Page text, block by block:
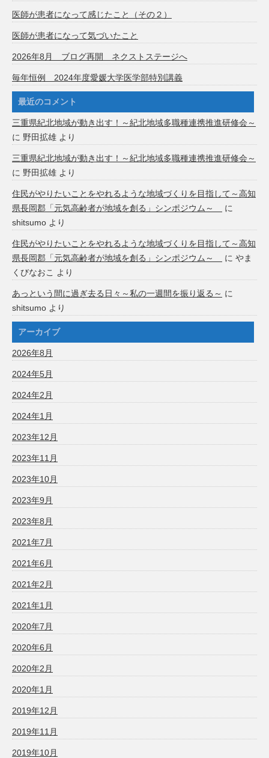
医師が患者になって感じたこと（その２）
医師が患者になって気づいたこと
2026年8月 ブログ再開 ネクストステージへ
毎年恒例 2024年度愛媛大学医学部特別講義
最近のコメント
三重県紀北地域が動き出す！～紀北地域多職種連携推進研修会～
に 野田拡雄 より
三重県紀北地域が動き出す！～紀北地域多職種連携推進研修会～
に 野田拡雄 より
住民がやりたいことをやれるような地域づくりを目指して～高知
県長岡郡「元気高齢者が地域を創る」シンポジウム～
に
shitsumo より
住民がやりたいことをやれるような地域づくりを目指して～高知
県長岡郡「元気高齢者が地域を創る」シンポジウム～
に やま
くびなおこ
より
あっという間に過ぎ去る日々～私の一週間を振り返る～ に
shitsumo より
アーカイブ
2026年8月
2024年5月
2024年2月
2024年1月
2023年12月
2023年11月
2023年10月
2023年9月
2023年8月
2021年7月
2021年6月
2021年2月
2021年1月
2020年7月
2020年6月
2020年2月
2020年1月
2019年12月
2019年11月
2019年10月